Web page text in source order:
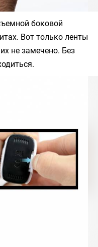
боковой
Вот только ленты
не замечено. Без